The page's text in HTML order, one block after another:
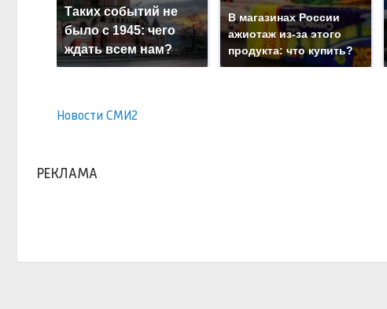
Таких событий не
было с 1945: чего
ждать всем нам?
В магазинах России
ажиотаж из-за этого
продукта: что купить?
Новости СМИ2
РЕКЛАМА